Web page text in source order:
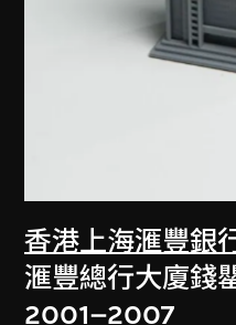
香港上海滙豐銀
滙豐總行大廈錢
2001–2007